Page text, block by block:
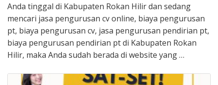
Anda tinggal di Kabupaten Rokan Hilir dan sedang
mencari jasa pengurusan cv online, biaya pengurusan
pt, biaya pengurusan cv, jasa pengurusan pendirian pt,
biaya pengurusan pendirian pt di Kabupaten Rokan
Hilir, maka Anda sudah berada di website yang …